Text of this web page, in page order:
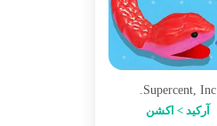
Supercent, Inc.
آرکید > اکشن